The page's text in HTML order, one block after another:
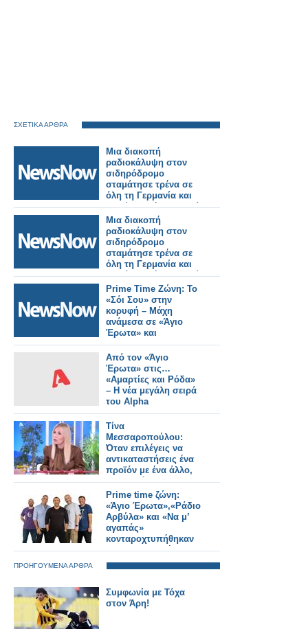
ΣΧΕΤΙΚΑ ΑΡΘΡΑ
Μια διακοπή
ραδιοκάλυψη στον
σιδηρόδρομο
σταμάτησε τρένα σε
όλη τη Γερμανία και
κανείς δεν ήξερε γιατί.
Μια διακοπή
ραδιοκάλυψη στον
σιδηρόδρομο
σταμάτησε τρένα σε
όλη τη Γερμανία και
κανείς δεν ήξερε γιατί.
Prime Time Ζώνη: Το
«Σόι Σου» στην
κορυφή – Μάχη
ανάμεσα σε «Άγιο
Έρωτα» και
«MasterChef»
Από τον «Άγιο
Έρωτα» στις…
«Αμαρτίες και Ρόδα»
– Η νέα μεγάλη σειρά
του Alpha
Τίνα
Μεσσαροπούλου:
Όταν επιλέγεις να
αντικαταστήσεις ένα
προϊόν με ένα άλλο,
δεν το κάνεις για να
βγει χειρότερο
Prime time ζώνη:
«Άγιο Έρωτα»,«Ράδιο
Αρβύλα» και «Να μ’
αγαπάς»
κονταροχτυπήθηκαν
για την κορυφή
ΠΡΟΗΓΟΥΜΕΝΑ ΑΡΘΡΑ
Συμφωνία με Τόχα
στον Άρη!